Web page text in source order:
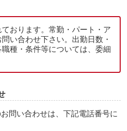
おります。常勤・パート・ア
い合わせ下さい。出勤日数・
種・条件等については、委細
問い合わせは、下記電話番号に